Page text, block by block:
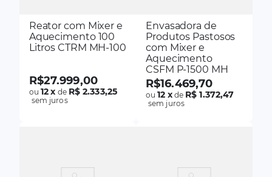
Reator com Mixer e
Aquecimento 100
Litros CTRM MH-100
R$27.999,00
ou12x de R$ 2.333,25
sem juros
Envasadora de
Produtos Pastosos
com Mixer e
Aquecimento
CSFM P-1500 MH
R$16.469,70
ou12 xde R$ 1.372,47
sem juros